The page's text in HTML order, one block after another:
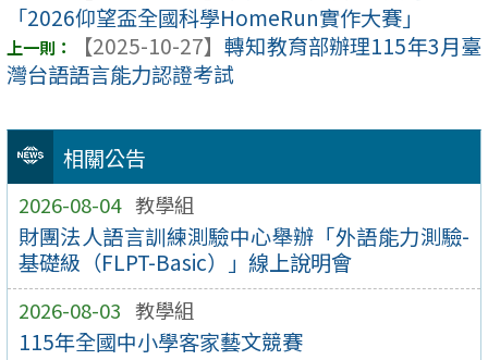
相關公告
2026-08-04 教學組
財團法人語言訓練測驗中心舉辦「外語能力測驗-
基礎級（FLPT-Basic）」線上說明會
2026-08-03 教學組
115年全國中小學客家藝文競賽
「2026仰望盃全國科學HomeRun實作大賽」
【2025-10-27】 轉知教育部辦理115年3月臺
灣台語語言能力認證考試